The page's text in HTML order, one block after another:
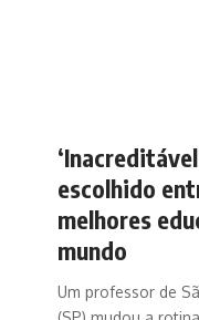
escolhido
melhores
mundo
Um professor de